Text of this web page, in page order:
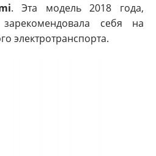
. Эта модель 2018 года,
себя на
электротранспорта.